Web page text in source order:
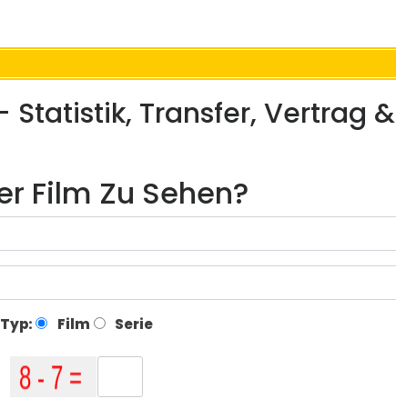
Statistik, Transfer, Vertrag &
Film Zu Sehen?
Typ: Film Serie